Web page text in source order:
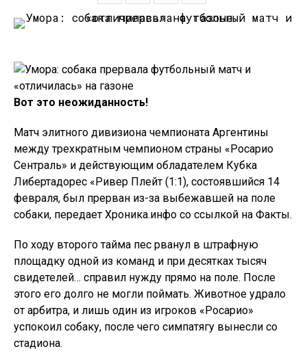
Вот это неожиданность!
Матч элитного дивизиона чемпионата Аргентины
между трехкратным чемпионом страны «Росарио
Сентраль» и действующим обладателем Кубка
Либертадорес «Ривер Плейт (1:1), состоявшийся 14
февраля, был прерван из-за выбежавшей на поле
собаки, передает Хроника.инфо со ссылкой на Факты.
По ходу второго тайма пес рванул в штрафную
площадку одной из команд и при десятках тысяч
свидетелей… справил нужду прямо на поле. После
этого его долго не могли поймать. Животное удрало
от арбитра, и лишь один из игроков «Росарио»
успокоил собаку, после чего симпатягу вынесли со
стадиона.